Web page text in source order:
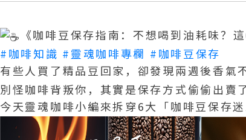
《咖啡豆保存指南：不想喝到油耗味？
#咖啡知識 #靈魂咖啡專欄 #咖啡豆保存
有些人買了精品豆回家，卻發現兩週後香
別怪咖啡背叛你，其實是保存方式偷偷出賣
今天靈魂咖啡小編來拆穿6大「咖啡豆保存